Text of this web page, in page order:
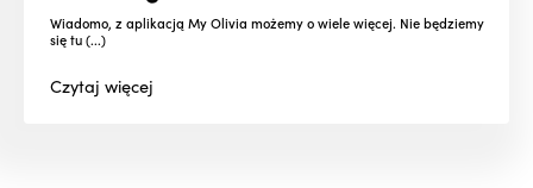
Wiadomo, z aplikacją My Olivia możemy o wiele więcej. Nie będziemy
się tu (...)
Czytajwięcej